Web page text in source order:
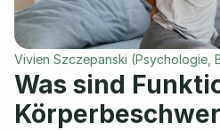
Vivien Szczepanski (Psychologie,
Was sind